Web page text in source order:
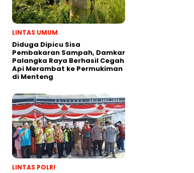
LINTAS UMUM
Diduga Dipicu Sisa
Pembakaran Sampah, Damkar
Palangka Raya Berhasil Cegah
Api Merambat ke Permukiman
di Menteng
LINTAS POLRI